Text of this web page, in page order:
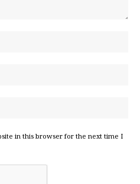
in this browser for the next time I